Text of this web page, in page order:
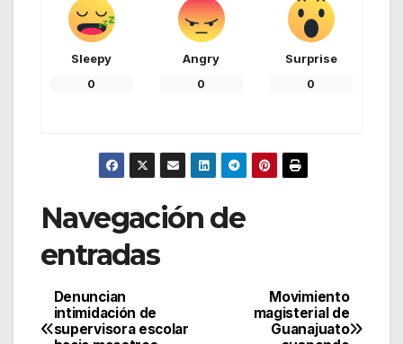
Sleepy
0
Angry
0
Surprise
0
Navegación de
entradas
Movimiento
magisterial de
Guanajuato
Denuncian
intimidación de
supervisora escolar